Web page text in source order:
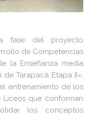
fase del proyecto
de Competencias
la Enseñanza media
Tarapacá Etapa II»,
entrenamiento de los
que conforman
los conceptos